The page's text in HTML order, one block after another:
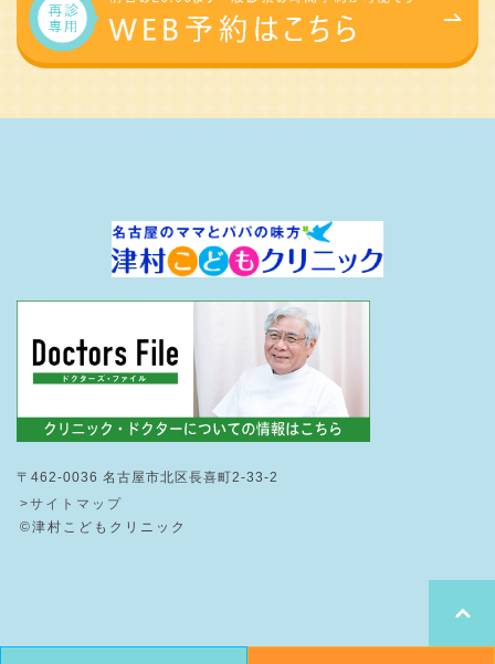
〒462-0036 名古屋市北区長喜町2-33-2
>サイトマップ
©津村こどもクリニック